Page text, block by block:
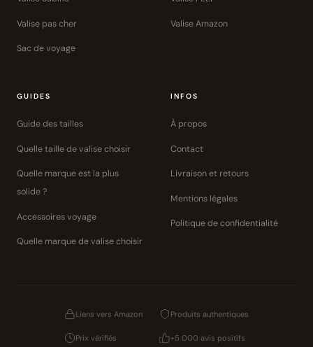
Valise pas cher
Sac de voyage
Valise Amazon
GUIDES
Guide des tailles
Quelle taille de valise choisir
Quelle marque est la plus
solide ?
Accessoires voyage
Quelle marque de valise choisir
INFOS
À propos
Contact
Livraison et retours
Mentions légales
Politique de confidentialité
Liens vers Amazon Produits authentiques
Prix vérifiés +5 000 avis positifs